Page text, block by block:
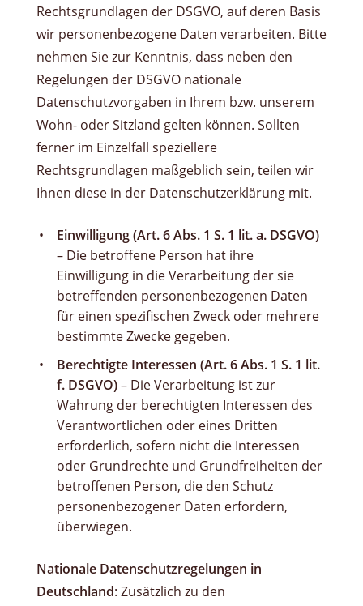
Rechtsgrundlagen der DSGVO, auf deren Basis
wir personenbezogene Daten verarbeiten. Bitte
nehmen Sie zur Kenntnis, dass neben den
Regelungen der DSGVO nationale
Datenschutzvorgaben in Ihrem bzw. unserem
Wohn- oder Sitzland gelten können. Sollten
ferner im Einzelfall speziellere
Rechtsgrundlagen maßgeblich sein, teilen wir
Ihnen diese in der Datenschutzerklärung mit.
Einwilligung (Art. 6 Abs. 1 S. 1 lit. a. DSGVO)
– Die betroffene Person hat ihre
Einwilligung in die Verarbeitung der sie
betreffenden personenbezogenen Daten
für einen spezifischen Zweck oder mehrere
bestimmte Zwecke gegeben.
Berechtigte Interessen (Art. 6 Abs. 1 S. 1 lit.
f. DSGVO)– Die Verarbeitung ist zur
Wahrung der berechtigten Interessen des
Verantwortlichen oder eines Dritten
erforderlich, sofern nicht die Interessen
oder Grundrechte und Grundfreiheiten der
betroffenen Person, die den Schutz
personenbezogener Daten erfordern,
überwiegen.
Nationale Datenschutzregelungen in
Deutschland: Zusätzlich zu den